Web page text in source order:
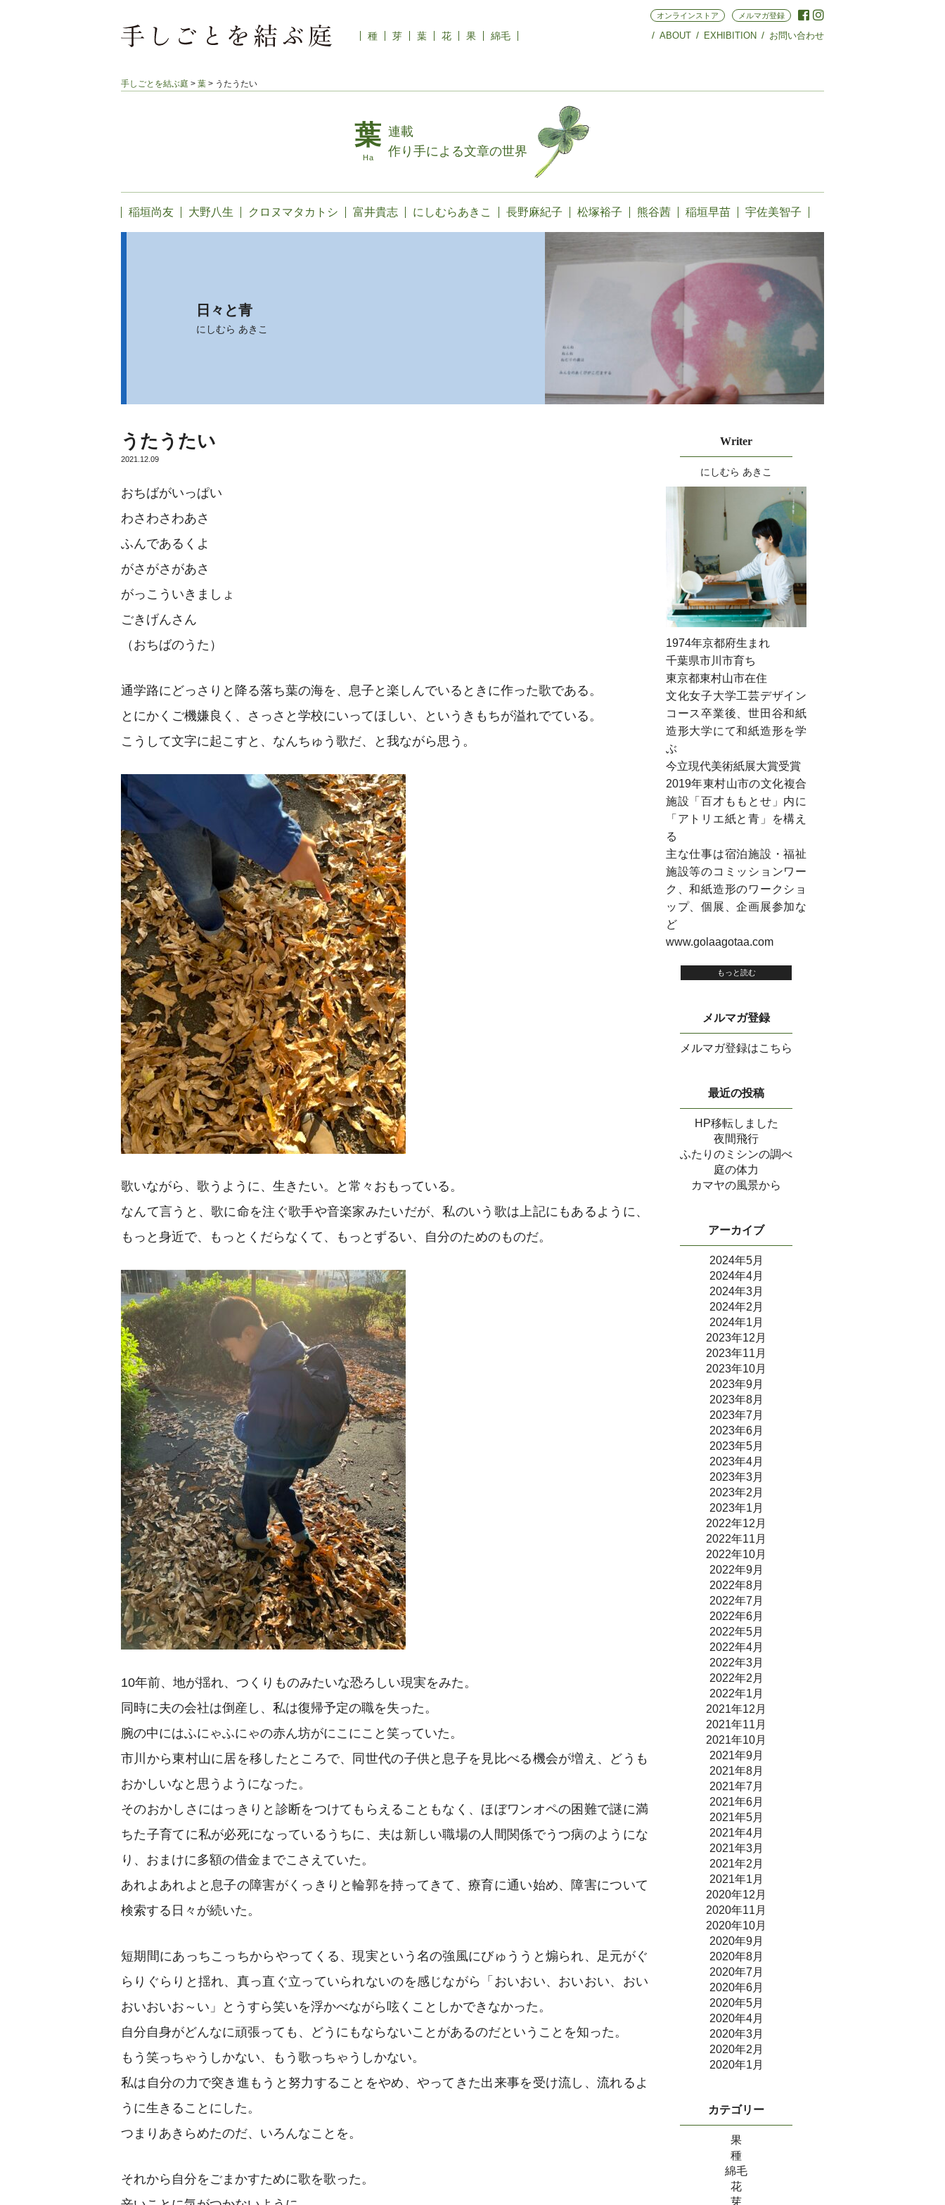
種 芽 葉 花 果 綿毛 ABOUT EXHIBITION お問い合わせ
オンラインストア メルマガ登録
手しごとを結ぶ庭 > 葉 > うたうたい
連載
作り手による文章の世界
稲垣尚友 大野八生 クロヌマタカトシ 富井貴志 にしむらあきこ 長野麻紀子 松塚裕子 熊谷茜 稲垣早苗 宇佐美智子
日々と青
にしむら あきこ
うたうたい
2021.12.09
おちばがいっぱい
わさわさわあさ
ふんであるくよ
がさがさがあさ
がっこういきましょ
ごきげんさん
（おちばのうた）
通学路にどっさりと降る落ち葉の海を、息子と楽しんでいるときに作った歌である。
とにかくご機嫌良く、さっさと学校にいってほしい、というきもちが溢れでている。
こうして文字に起こすと、なんちゅう歌だ、と我ながら思う。
歌いながら、歌うように、生きたい。と常々おもっている。
なんて言うと、歌に命を注ぐ歌手や音楽家みたいだが、私のいう歌は上記にもあるように、
もっと身近で、もっとくだらなくて、もっとずるい、自分のためのものだ。
10年前、地が揺れ、つくりものみたいな恐ろしい現実をみた。
同時に夫の会社は倒産し、私は復帰予定の職を失った。
腕の中にはふにゃふにゃの赤ん坊がにこにこと笑っていた。
市川から東村山に居を移したところで、同世代の子供と息子を見比べる機会が増え、どうも
おかしいなと思うようになった。
そのおかしさにはっきりと診断をつけてもらえることもなく、ほぼワンオペの困難で謎に満
ちた子育てに私が必死になっているうちに、夫は新しい職場の人間関係でうつ病のようにな
り、おまけに多額の借金までこさえていた。
あれよあれよと息子の障害がくっきりと輪郭を持ってきて、療育に通い始め、障害について
検索する日々が続いた。
短期間にあっちこっちからやってくる、現実という名の強風にびゅううと煽られ、足元がぐ
らりぐらりと揺れ、真っ直ぐ立っていられないのを感じながら「おいおい、おいおい、おい
おいおいお～い」とうすら笑いを浮かべながら呟くことしかできなかった。
自分自身がどんなに頑張っても、どうにもならないことがあるのだということを知った。
もう笑っちゃうしかない、もう歌っちゃうしかない。
私は自分の力で突き進もうと努力することをやめ、やってきた出来事を受け流し、流れるよ
うに生きることにした。
つまりあきらめたのだ、いろんなことを。
それから自分をごまかすために歌を歌った。
Writer
にしむら あきこ
1974年京都府生まれ
千葉県市川市育ち
東京都東村山市在住
文化女子大学工芸デザイン
コース卒業後、世田谷和紙
造形大学にて和紙造形を学
ぶ
今立現代美術紙展大賞受賞
2019年東村山市の文化複合
施設「百才ももとせ」内に
「アトリエ紙と青」を構え
る
主な仕事は宿泊施設・福祉
施設等のコミッションワー
ク、和紙造形のワークショ
ップ、個展、企画展参加な
ど
www.golaagotaa.com
もっと読む
メルマガ登録
メルマガ登録はこちら
最近の投稿
HP移転しました
夜間飛行
ふたりのミシンの調べ
庭の体力
カマヤの風景から
アーカイブ
2024年5月
2024年4月
2024年3月
2024年2月
2024年1月
2023年12月
2023年11月
2023年10月
2023年9月
2023年8月
2023年7月
2023年6月
2023年5月
2023年4月
2023年3月
2023年2月
2023年1月
2022年12月
2022年11月
2022年10月
2022年9月
2022年8月
2022年7月
2022年6月
2022年5月
2022年4月
2022年3月
2022年2月
2022年1月
2021年12月
2021年11月
2021年10月
2021年9月
2021年8月
2021年7月
2021年6月
2021年5月
2021年4月
2021年3月
2021年2月
2021年1月
2020年12月
2020年11月
2020年10月
2020年9月
2020年8月
2020年7月
2020年6月
2020年5月
2020年4月
2020年3月
2020年2月
2020年1月
カテゴリー
果
種
綿毛
花
芽